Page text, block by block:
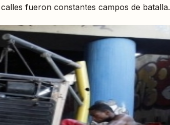
fueron constantes campos de batalla.